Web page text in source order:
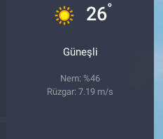
26°
Güneşli
Nem: %46
Rüzgar: 7.19 m/s